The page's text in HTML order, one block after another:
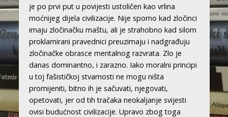
je po prvi put u povijesti ustoličen kao vrlina
moćnijeg dijela civilizacije. Nije sporno kad zločinci
imaju zločinačku maštu, ali je strahobno kad silom
proklamirani pravednici preuzimaju i nadgrađuju
zločinačke obrasce mentalnog razvrata. Zlo je
danas dominantno, i zarazno. Iako moralni principi
u toj fašističkoj stvarnosti ne mogu ništa
promijeniti, bitno ih je sačuvati, njegovati,
opetovati, jer od tih tračaka neokaljanje svijesti
ovisi budućnost civilizacije. Upravo zbog toga